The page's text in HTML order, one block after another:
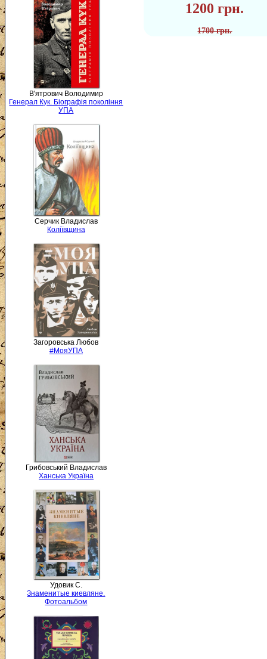
В'ятрович Володимир
Генерал Кук. Біографія покоління
УПА
Серчик Владислав
Коліївщина
Загоровська Любов
#МояУПА
Грибовський Владислав
Ханська Україна
Удовик С.
Знаменитые киевляне.
Фотоальбом
1200 грн.
1700 грн.